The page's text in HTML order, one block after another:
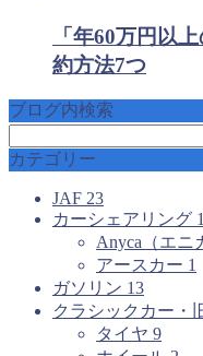
「年60万円以
約方法7つ
ブログ内検索
カテゴリー
JAF 23
カーシェアリング
Anyca（エニ
アースカー 1
ガソリン 13
クラシックカー・
タイヤ 9